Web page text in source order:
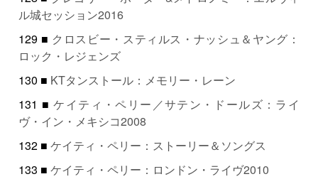
ル城セッション2016
129 ■ クロスビー・スティルス・ナッシュ＆ヤング：
ロック・レジェンズ
130 ■ KTタンストール：メモリー・レーン
131 ■ケイティ・ペリー／サテン・ドールズ：ライ
ヴ・イン・メキシコ2008
132 ■ケイティ・ペリー：ストーリー＆ソングス
133 ■ケイティ・ペリー：ロンドン・ライヴ2010